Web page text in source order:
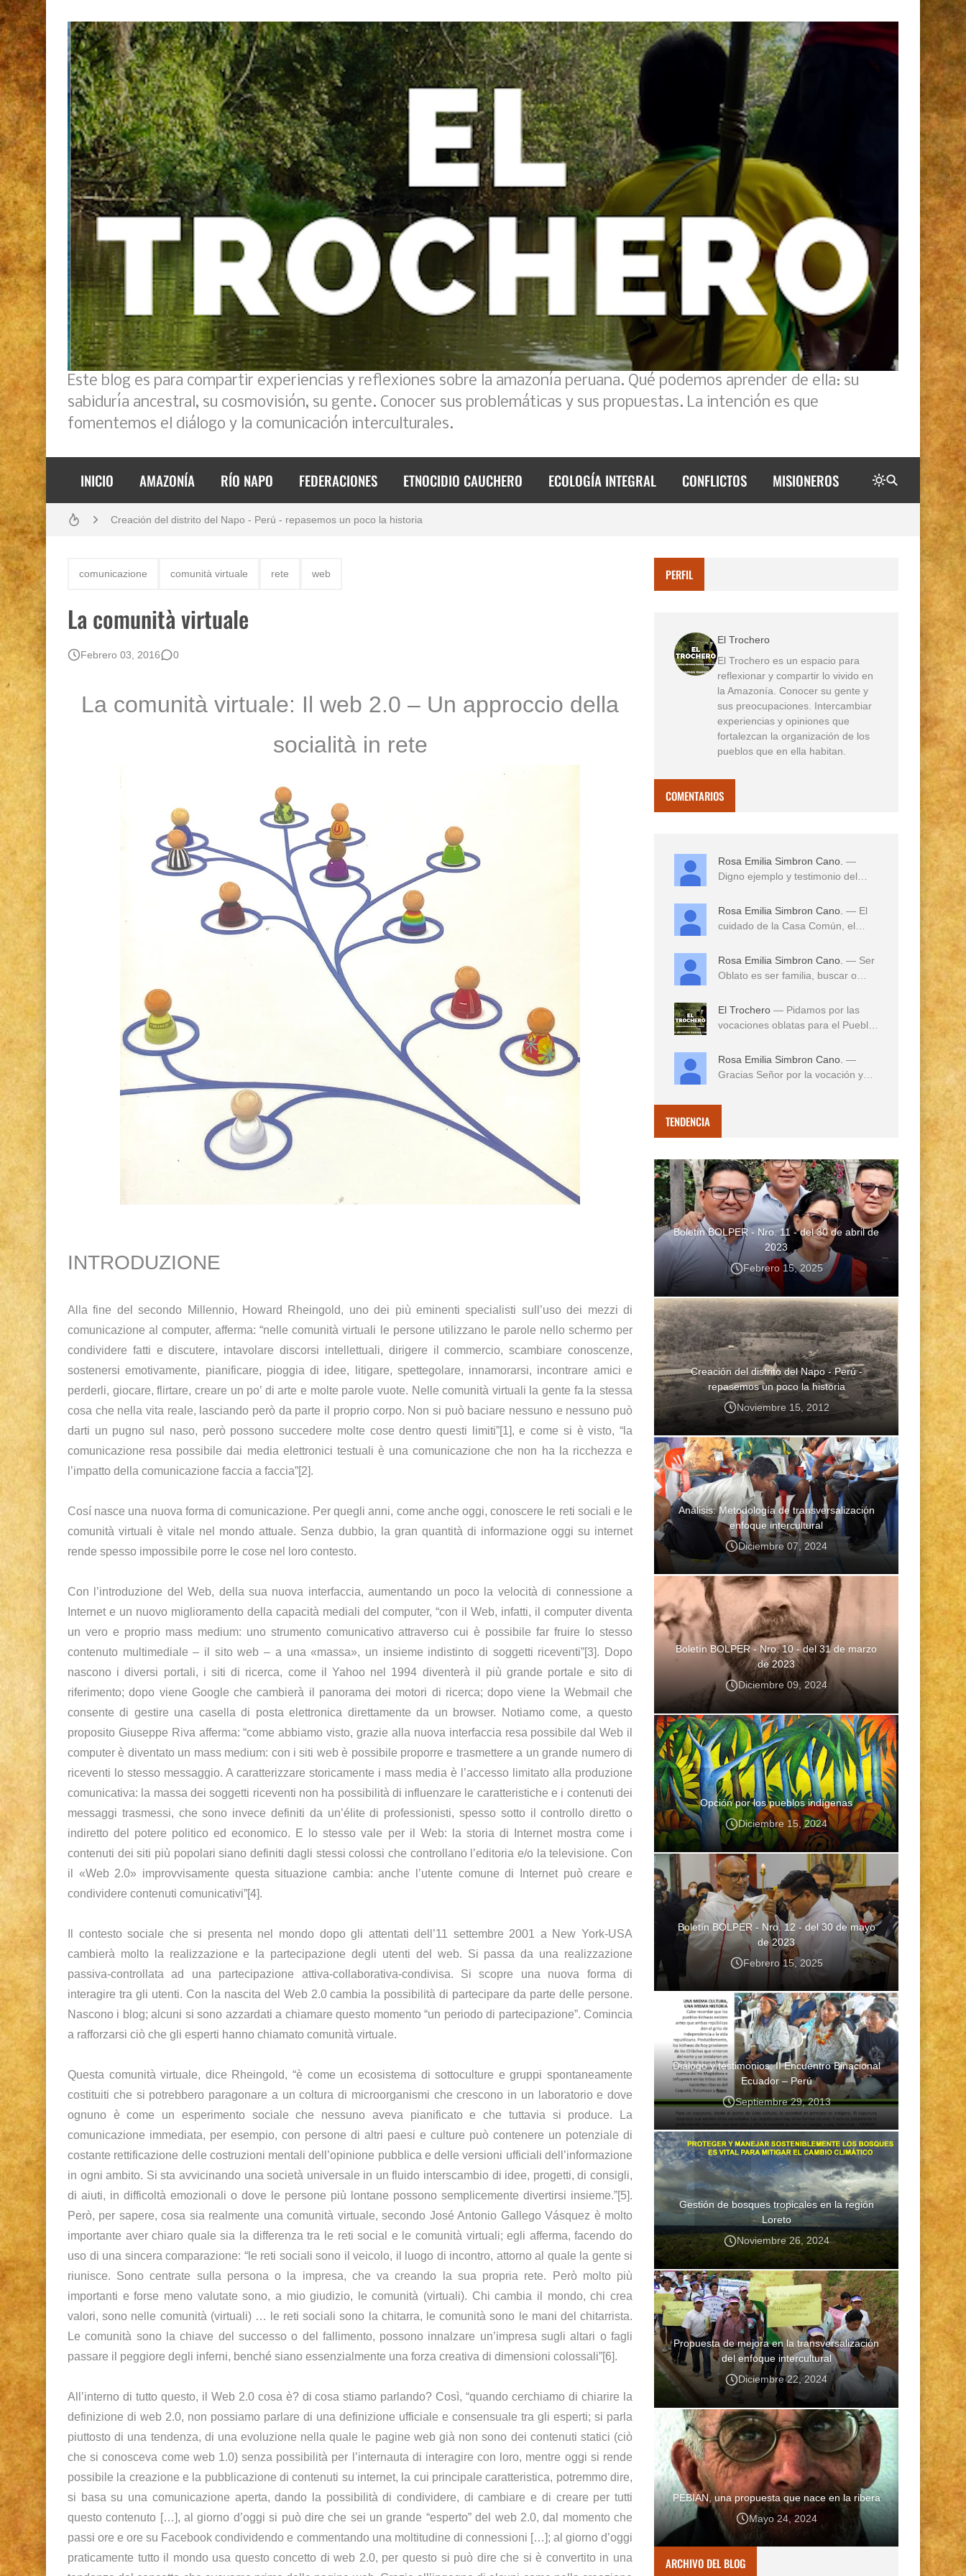
Este blog es para compartir experiencias y reflexiones sobre la amazonía peruana. Qué podemos aprender de ella: su
sabiduría ancestral, su cosmovisión, su gente. Conocer sus problemáticas y sus propuestas. La intención es que
fomentemos el diálogo y la comunicación interculturales.
INICIO AMAZONÍA RÍO NAPO FEDERACIONES ETNOCIDIO CAUCHERO ECOLOGÍA INTEGRAL CONFLICTOS MISIONEROS
Boletín BOLPER - Nro. 11 - del 30 de abril de 2023
Creación del distrito del Napo - Perú - repasemos un poco la historia
Opción por los pueblos indígenas
Boletín BOLPER - Nro. 12 - del 30 de mayo de 2023
comunicazione comunità virtuale rete web
La comunità virtuale
Febrero 03, 2016 0
La comunità virtuale: Il web 2.0 – Un approccio della
socialità in rete
INTRODUZIONE
Alla fine del secondo Millennio, Howard Rheingold, uno dei più eminenti specialisti sull’uso dei mezzi di
comunicazione al computer, afferma: “nelle comunità virtuali le persone utilizzano le parole nello schermo per
condividere fatti e discutere, intavolare discorsi intellettuali, dirigere il commercio, scambiare conoscenze,
sostenersi emotivamente, pianificare, pioggia di idee, litigare, spettegolare, innamorarsi, incontrare amici e
perderli, giocare, flirtare, creare un po’ di arte e molte parole vuote. Nelle comunità virtuali la gente fa la stessa
cosa che nella vita reale, lasciando però da parte il proprio corpo. Non si può baciare nessuno e nessuno può
darti un pugno sul naso, però possono succedere molte cose dentro questi limiti”[1], e come si è visto, “la
comunicazione resa possibile dai media elettronici testuali è una comunicazione che non ha la ricchezza e
l’impatto della comunicazione faccia a faccia”[2].
Cosí nasce una nuova forma di comunicazione. Per quegli anni, come anche oggi, conoscere le reti sociali e le
comunità virtuali è vitale nel mondo attuale. Senza dubbio, la gran quantità di informazione oggi su internet
rende spesso impossibile porre le cose nel loro contesto.
Con l’introduzione del Web, della sua nuova interfaccia, aumentando un poco la velocità di connessione a
Internet e un nuovo miglioramento della capacità mediali del computer, “con il Web, infatti, il computer diventa
un vero e proprio mass medium: uno strumento comunicativo attraverso cui è possibile far fruire lo stesso
contenuto multimediale – il sito web – a una «massa», un insieme indistinto di soggetti riceventi”[3]. Dopo
nascono i diversi portali, i siti di ricerca, come il Yahoo nel 1994 diventerà il più grande portale e sito di
riferimento; dopo viene Google che cambierà il panorama dei motori di ricerca; dopo viene la Webmail che
consente di gestire una casella di posta elettronica direttamente da un browser. Notiamo come, a questo
proposito Giuseppe Riva afferma: “come abbiamo visto, grazie alla nuova interfaccia resa possibile dal Web il
computer è diventato un mass medium: con i siti web è possibile proporre e trasmettere a un grande numero di
riceventi lo stesso messaggio. A caratterizzare storicamente i mass media è l’accesso limitato alla produzione
comunicativa: la massa dei soggetti riceventi non ha possibilità di influenzare le caratteristiche e i contenuti dei
messaggi trasmessi, che sono invece definiti da un’élite di professionisti, spesso sotto il controllo diretto o
indiretto del potere politico ed economico. E lo stesso vale per il Web: la storia di Internet mostra come i
contenuti dei siti più popolari siano definiti dagli stessi colossi che controllano l’editoria e/o la televisione. Con
il «Web 2.0» improvvisamente questa situazione cambia: anche l’utente comune di Internet può creare e
condividere contenuti comunicativi”[4].
Il contesto sociale che si presenta nel mondo dopo gli attentati dell’11 settembre 2001 a New York-USA
cambierà molto la realizzazione e la partecipazione degli utenti del web. Si passa da una realizzazione
passiva-controllata ad una partecipazione attiva-collaborativa-condivisa. Si scopre una nuova forma di
interagire tra gli utenti. Con la nascita del Web 2.0 cambia la possibilità di partecipare da parte delle persone.
Nascono i blog; alcuni si sono azzardati a chiamare questo momento “un periodo di partecipazione”. Comincia
a rafforzarsi ciò che gli esperti hanno chiamato comunità virtuale.
Questa comunità virtuale, dice Rheingold, “è come un ecosistema di sottoculture e gruppi spontaneamente
costituiti che si potrebbero paragonare a un coltura di microorganismi che crescono in un laboratorio e dove
ognuno è come un esperimento sociale che nessuno aveva pianificato e che tuttavia si produce. La
comunicazione immediata, per esempio, con persone di altri paesi e culture può contenere un potenziale di
costante rettificazione delle costruzioni mentali dell’opinione pubblica e delle versioni ufficiali dell’informazione
in ogni ambito. Si sta avvicinando una società universale in un fluido interscambio di idee, progetti, di consigli,
di aiuti, in difficoltà emozionali o dove le persone più lontane possono semplicemente divertirsi insieme.”[5].
Però, per sapere, cosa sia realmente una comunità virtuale, secondo José Antonio Gallego Vásquez è molto
importante aver chiaro quale sia la differenza tra le reti social e le comunità virtuali; egli afferma, facendo do
uso di una sincera comparazione: “le reti sociali sono il veicolo, il luogo di incontro, attorno al quale la gente si
riunisce. Sono centrate sulla persona o la impresa, che va creando la sua propria rete. Però molto più
importanti e forse meno valutate sono, a mio giudizio, le comunità (virtuali). Chi cambia il mondo, chi crea
valori, sono nelle comunità (virtuali) … le reti sociali sono la chitarra, le comunità sono le mani del chitarrista.
Le comunità sono la chiave del successo o del fallimento, possono innalzare un’impresa sugli altari o fagli
passare il peggiore degli inferni, benché siano essenzialmente una forza creativa di dimensioni colossali”[6].
All’interno di tutto questo, il Web 2.0 cosa è? di cosa stiamo parlando? Così, “quando cerchiamo di chiarire la
definizione di web 2.0, non possiamo parlare di una definizione ufficiale e consensuale tra gli esperti; si parla
piuttosto di una tendenza, di una evoluzione nella quale le pagine web già non sono dei contenuti statici (ciò
che si conosceva come web 1.0) senza possibilità per l’internauta di interagire con loro, mentre oggi si rende
possibile la creazione e la pubblicazione di contenuti su internet, la cui principale caratteristica, potremmo dire,
si basa su una comunicazione aperta, dando la possibilità di condividere, di cambiare e di creare per tutti
questo contenuto […], al giorno d’oggi si può dire che sei un grande “esperto” del web 2.0, dal momento che
passi ore e ore su Facebook condividendo e commentando una moltitudine di connessioni […]; al giorno d’oggi
praticamente tutto il mondo usa questo concetto di web 2.0, per questo si può dire che si è convertito in una
PERFIL
El Trochero
El Trochero es un espacio para
reflexionar y compartir lo vivido en
la Amazonía. Conocer su gente y
sus preocupaciones. Intercambiar
experiencias y opiniones que
fortalezcan la organización de los
pueblos que en ella habitan.
COMENTARIOS
Rosa Emilia Simbron Cano. —
Digno ejemplo y testimonio del
Rosa Emilia Simbron Cano. — El
cuidado de la Casa Común, el
Rosa Emilia Simbron Cano. — Ser
Oblato es ser familia, buscar o
El Trochero — Pidamos por las
vocaciones oblatas para el Pueblo
Rosa Emilia Simbron Cano. —
Gracias Señor por la vocación y
TENDENCIA
Boletín BOLPER - Nro. 11 - del 30 de abril de
2023
Febrero 15, 2025
Creación del distrito del Napo - Perú -
repasemos un poco la historia
Noviembre 15, 2012
Análisis: Metodología de transversalización
enfoque intercultural
Diciembre 07, 2024
Boletín BOLPER - Nro. 10 - del 31 de marzo
de 2023
Diciembre 09, 2024
Opción por los pueblos indígenas
Diciembre 15, 2024
Boletín BOLPER - Nro. 12 - del 30 de mayo
de 2023
Febrero 15, 2025
Diálogo y testimonios: II Encuentro Binacional
Ecuador – Perú
Septiembre 29, 2013
Gestión de bosques tropicales en la región
Loreto
Noviembre 26, 2024
Propuesta de mejora en la transversalización
del enfoque intercultural
Diciembre 22, 2024
PEBIAN, una propuesta que nace en la ribera
Mayo 24, 2024
ARCHIVO DEL BLOG